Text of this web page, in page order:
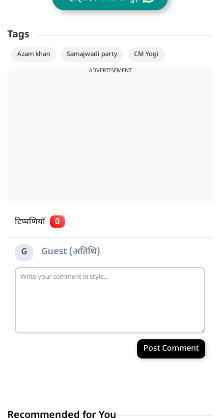
Tags
Azam khan Samajwadi party CM Yogi
ADVERTISEMENT
टिप्पणियाँ 0
G Guest (अतिथि)
Post Comment
Recommended for You